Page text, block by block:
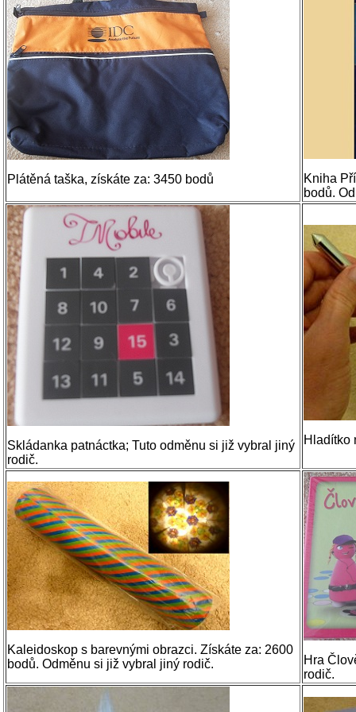
Plátěná taška, získáte za: 3450 bodů
Kniha
bodů.
Skládanka patnáctka; Tuto odměnu si již vybral jiný
rodič.
Hladítko
Kaleidoskop s barevnými obrazci. Získáte za: 2600
bodů. Odměnu si již vybral jiný rodič.
Hra
rodič.